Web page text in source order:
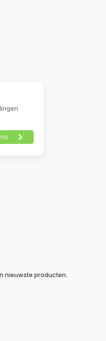
nieuwste producten.